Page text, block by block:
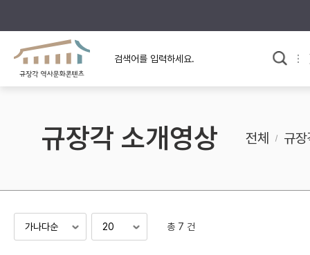
규장각의 어제와 오늘
규장각 소개영상
사료와 문학으로 본
고대
고려
조선 후기
규장각 소개영상 전체 규
총 7 건